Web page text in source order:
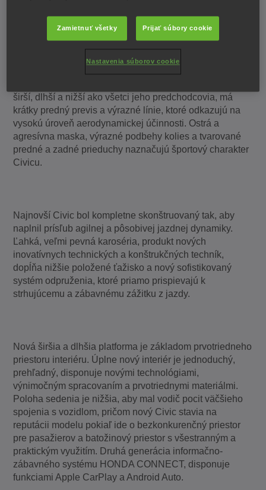
priestrannosti, bezpečnosti a kvality interiéru.“
širší, dlhší a nižší ako všetci jeho predchodcovia, má
krátky predný previs a výrazné línie, ktoré odkazujú na
vysokú úroveň aerodynamickej účinnosti. Ostrá a
agresívna maska, výrazné podbehy kolies a tvarované
predné a zadné prieduchy naznačujú športový charakter
Civicu.
Najnovší Civic bol kompletne skonštruovaný tak, aby
naplnil prísľub agilnej a pôsobivej jazdnej dynamiky.
Ľahká, veľmi pevná karoséria, produkt nových
inovatívnych technických a konštrukčných techník,
dopĺňa nižšie položené ťažisko a nový sofistikovaný
systém odpruženia, ktoré priamo prispievajú k
strhujúcemu a zábavnému zážitku z jazdy.
Nová širšia a dlhšia platforma je základom prvotriedneho
priestoru interiéru. Úplne nový interiér je jednoduchý,
prehľadný, disponuje novými technológiami,
výnimočným spracovaním a prvotriednymi materiálmi.
Poloha sedenia je nižšia, aby mal vodič pocit väčšieho
spojenia s vozidlom, pričom nový Civic stavia na
reputácii modelu pokiaľ ide o bezkonkurenčný priestor
pre pasažierov a batožinový priestor s všestranným a
praktickým využitím. Druhá generácia informačno-
zábavného systému HONDA CONNECT, disponuje
funkciami Apple CarPlay a Android Auto.
Zamietnuť všetky Prijať súbory cookie
Nastavenia súborov cookie